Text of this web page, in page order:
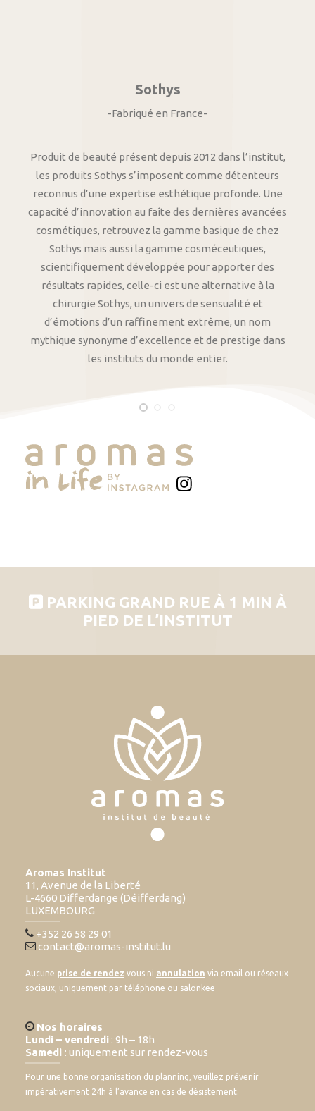
Sothys
-Fabriqué en France-
Produit de beauté présent depuis 2012 dans l’institut,
les produits Sothys s’imposent comme détenteurs
reconnus d’une expertise esthétique profonde. Une
capacité d’innovation au faîte des dernières avancées
cosmétiques, retrouvez la gamme basique de chez
Sothys mais aussi la gamme cosméceutiques,
scientifiquement développée pour apporter des
résultats rapides, celle-ci est une alternative à la
chirurgie Sothys, un univers de sensualité et
d’émotions d’un raffinement extrême, un nom
mythique synonyme d’excellence et de prestige dans
les instituts du monde entier.
PARKING GRAND RUE À 1 MIN À
PIED DE L’INSTITUT
Aromas Institut
11, Avenue de la Liberté
L-4660 Differdange (Déifferdang)
LUXEMBOURG
+352 26 58 29 01
contact@aromas-institut.lu
Aucune prise de rendez vous ni annulation via email ou réseaux
sociaux, uniquement par téléphone ou salonkee
Nos horaires
Lundi – vendredi : 9h – 18h
Samedi : uniquement sur rendez-vous
Pour une bonne organisation du planning, veuillez prévenir
impérativement 24h à l’avance en cas de désistement.